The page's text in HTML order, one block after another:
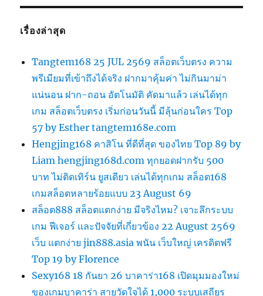
เรื่องล่าสุด
Tangtem168 25 JUL 2569 สล็อตเว็บตรง ความ
พรีเมียมที่เข้าถึงได้จริง ฝากมาคุ้มค่า ไม่กินมาม่า
แน่นอน ฝาก-ถอน อัตโนมัติ คัดมาแล้ว เล่นได้ทุก
เกม สล็อตเว็บตรง เริ่มก่อนวันนี้ มีลุ้นก่อนใคร Top
57 by Esther tangtem168e.com
Hengjing168 คาสิโน ที่ดีที่สุด ของไทย Top 89 by
Liam hengjing168d.com ทุกยอดฝากรับ 500
บาท ไม่ติดเทิร์น ยูสเดียว เล่นได้ทุกเกม สล็อต168
เกมสล็อตหลายร้อยแบบ 23 August 69
สล็อต888 สล็อตแตกง่าย มีจริงไหม? เจาะลึกระบบ
เกม ฟีเจอร์ และปัจจัยที่เกี่ยวข้อง 22 August 2569
เว็บ แตกง่าย jin888.asia พนัน เว็บใหญ่ เครดิตฟรี
Top 19 by Florence
Sexy168 18 กันยา 26 บาคาร่า168 เปิดมุมมองใหม่
ของเกมบาคาร่า สายวัดใจได้ 1,000 ระบบเสถียร